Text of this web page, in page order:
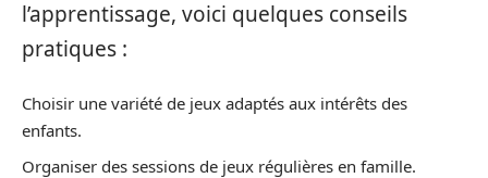
l’apprentissage, voici quelques conseils
pratiques :
Choisir une variété de jeux adaptés aux intérêts des
enfants.
Organiser des sessions de jeux régulières en famille.